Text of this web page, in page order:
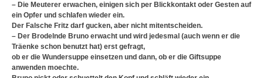
– Die Meuterer erwachen, einigen sich per Blickkontakt oder Gesten auf
ein Opfer und schlafen wieder ein.
Der Falsche Fritz darf gucken, aber nicht mitentscheiden.
– Der Brodelnde Bruno erwacht und wird jedesmal (auch wenn er die
Träenke schon benutzt hat) erst gefragt,
ob er die Wundersuppe einsetzen und dann, ob er die Giftsuppe
anwenden moechte.